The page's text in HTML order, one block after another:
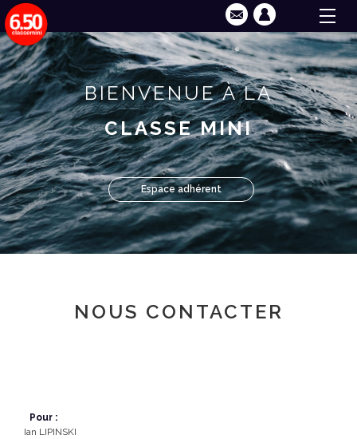
BIENVENUE À LA
CLASSE MINI
Espace adhérent
NOUS CONTACTER
Pour :
Ian LIPINSKI